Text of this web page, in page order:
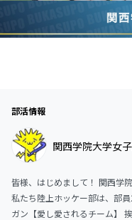
部活情報
関西学院大学女
皆様、はじめまして！ 関西学
私たち陸上ホッケー部は、部
ガン【愛し愛されるチーム】